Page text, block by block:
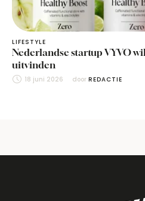
LIFESTYLE
Nederlandse startup VYVO
uitvinden
18 juni 2026 door REDACTIE